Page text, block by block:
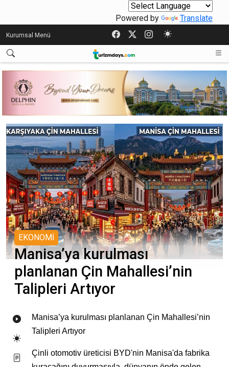
Powered by Translate
Kurumsal Menü
EKONOMİ
Manisa’ya kurulması
planlanan Çin Mahallesi’nin
Talipleri Artıyor
Manisa’ya kurulması planlanan Çin Mahallesi’nin
Talipleri Artıyor
Çinli otomotiv üreticisi BYD'nin Manisa'da fabrika